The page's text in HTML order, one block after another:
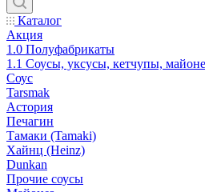
Каталог
Акция
1.0 Полуфабрикаты
1.1 Соусы, уксусы, кетчупы,
Соус
Tarsmak
Астория
Печагин
Тамаки (Tamaki)
Хайнц (Heinz)
Dunkan
Прочие соусы